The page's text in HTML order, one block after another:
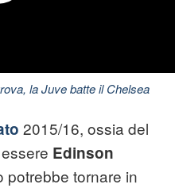
la Juve batte il Chelsea
2015/16, ossia del
Edinson
potrebbe tornare in